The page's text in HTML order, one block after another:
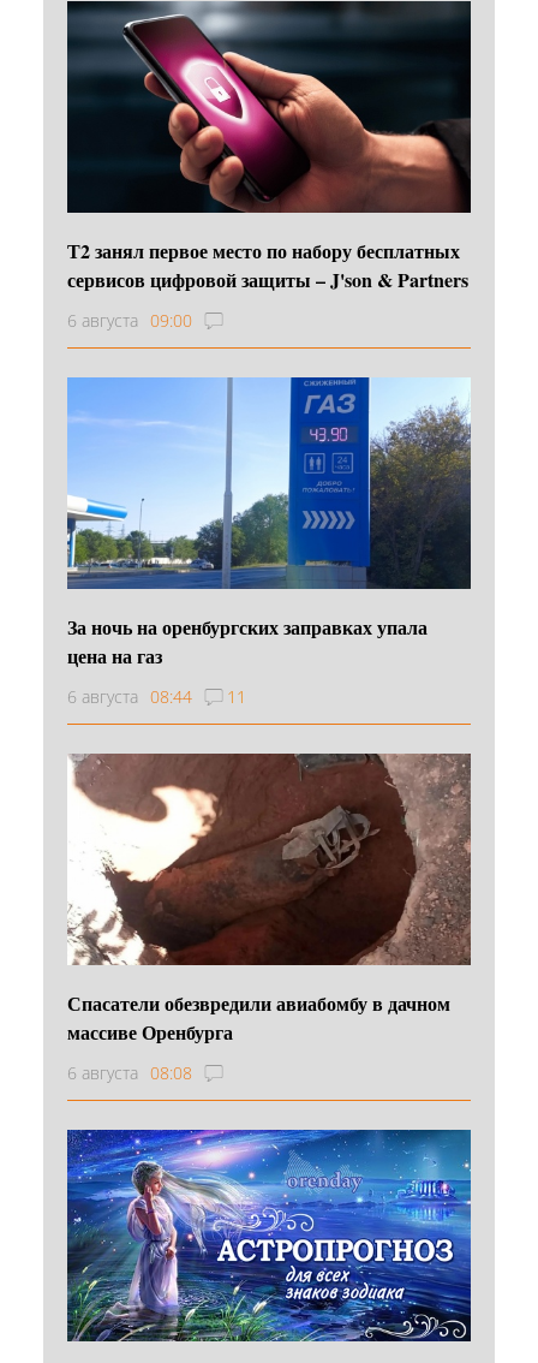
Т2 занял первое место по набору бесплатных
сервисов цифровой защиты – J'son & Partners
6 августа 09:00
За ночь на оренбургских заправках упала
цена на газ
6 августа 08:44 11
Спасатели обезвредили авиабомбу в дачном
массиве Оренбурга
6 августа 08:08